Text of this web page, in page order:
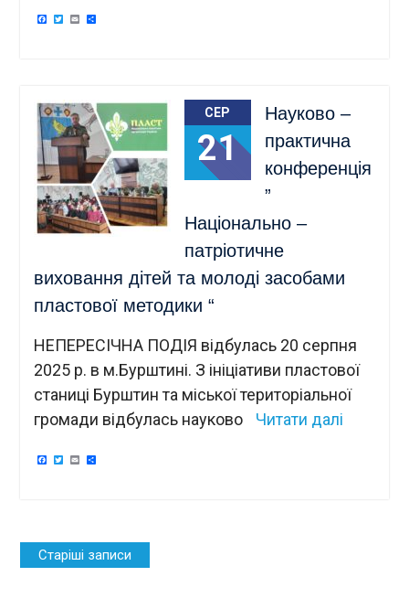
Facebook
Twitter
EmailПоділитися
СЕР
21
Науково –
практична
конференція
”
Національно –
патріотичне
виховання дітей та молоді засобами
пластової методики “
НЕПЕРЕСІЧНА ПОДІЯ відбулась 20 серпня
2025 р. в м.Бурштині. З ініціативи пластової
станиці Бурштин та міської територіальної
громади відбулась науково
Читати далі
Facebook
Twitter
EmailПоділитися
Навігація
за
Старіші записи